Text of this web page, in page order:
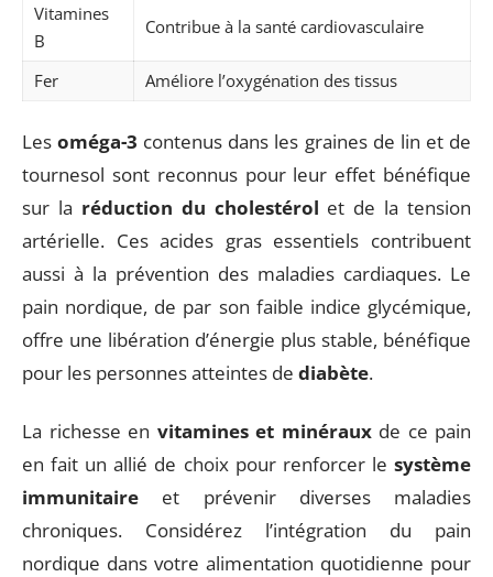
Vitamines
B
Contribue à la santé cardiovasculaire
Fer Améliore l’oxygénation des tissus
Lesoméga-3 contenus dans les graines de lin et de
tournesol sont reconnus pour leur effet bénéfique
sur la réduction du cholestérol et de la tension
artérielle. Ces acides gras essentiels contribuent
aussi à la prévention des maladies cardiaques. Le
pain nordique, de par son faible indice glycémique,
offre une libération d’énergie plus stable, bénéfique
pour les personnes atteintes de diabète.
La richesse en vitamines et minérauxde ce pain
en fait un allié de choix pour renforcer le système
immunitaire et prévenir diverses maladies
chroniques. Considérez l’intégration du pain
nordique dans votre alimentation quotidienne pour